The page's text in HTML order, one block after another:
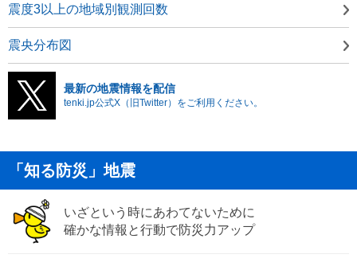
震度3以上の地域別観測回数
震央分布図
最新の地震情報を配信
tenki.jp公式X（旧Twitter）をご利用ください。
「知る防災」地震
いざという時にあわてないために
確かな情報と行動で防災力アップ